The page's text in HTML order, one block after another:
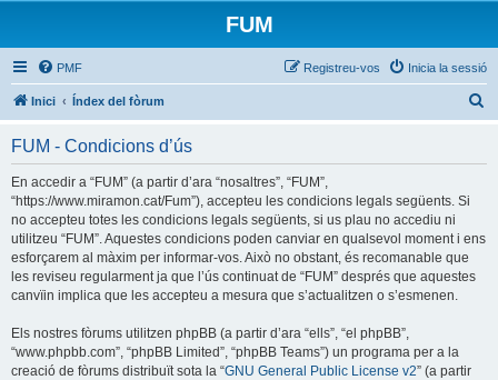
FUM
PMF Inicia la sessió
Registreu-vos
Inici Índex del fòrum
FUM - Condicions d’ús
En accedir a “FUM” (a partir d’ara “nosaltres”, “FUM”,
“https://www.miramon.cat/Fum”), accepteu les condicions legals següents. Si
no accepteu totes les condicions legals següents, si us plau no accediu ni
utilitzeu “FUM”. Aquestes condicions poden canviar en qualsevol moment i ens
esforçarem al màxim per informar-vos. Això no obstant, és recomanable que
les reviseu regularment ja que l’ús continuat de “FUM” després que aquestes
canvïin implica que les accepteu a mesura que s’actualitzen o s’esmenen.
Els nostres fòrums utilitzen phpBB (a partir d’ara “ells”, “el phpBB”,
“www.phpbb.com”, “phpBB Limited”, “phpBB Teams”) un programa per a la
creació de fòrums distribuït sota la “GNU General Public License v2” (a partir